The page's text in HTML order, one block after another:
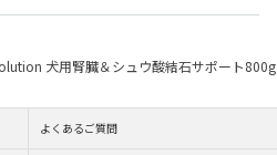
犬用腎臓＆シュウ酸結石サポート800g
よくあるご質問